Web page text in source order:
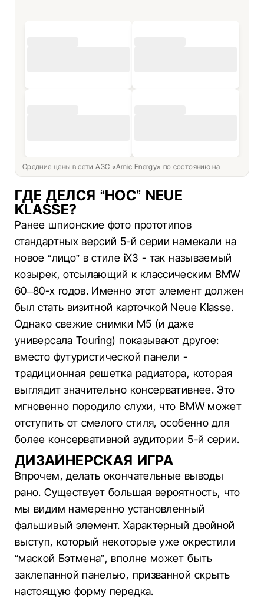
Средние цены в сети АЗС «Amic Energy» по состоянию на
ГДЕ ДЕЛСЯ “НОС” NEUE
KLASSE?
Ранее шпионские фото прототипов
стандартных версий 5-й серии намекали на
новое “лицо” в стиле iX3 - так называемый
козырек, отсылающий к классическим BMW
60–80-х годов. Именно этот элемент должен
был стать визитной карточкой Neue Klasse.
Однако свежие снимки M5 (и даже
универсала Touring) показывают другое:
вместо футуристической панели -
традиционная решетка радиатора, которая
выглядит значительно консервативнее. Это
мгновенно породило слухи, что BMW может
отступить от смелого стиля, особенно для
более консервативной аудитории 5-й серии.
ДИЗАЙНЕРСКАЯ ИГРА
Впрочем, делать окончательные выводы
рано. Существует большая вероятность, что
мы видим намеренно установленный
фальшивый элемент. Характерный двойной
выступ, который некоторые уже окрестили
“маской Бэтмена”, вполне может быть
заклепанной панелью, призванной скрыть
настоящую форму передка.